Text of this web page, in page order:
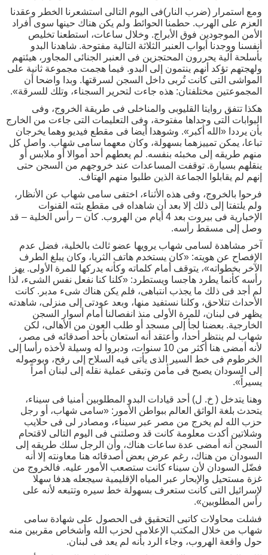
ومع استمرار (ضرب النار)فى اليوم التالى استشعرنا الخطر وعقدنا
العزم على الهرب. حطمنا الحوائط ولم يكن هناك حينها سوى أفراد
الأمن الموجودين فوق الأبراج. وخلال ساعات، استطعنا تخليص
أنفسنا ووجدنا أبواب العنبر الثلاثة التالية مفتوحة. شاهدنا البدو
بأسلحة آلية يحررون المحتجزين فى العنبر الجنائى المجاور، هيئتهم
ولهجتهم تؤكد أنهم ينتمون إلى البدو. فيما هجمت مجموعة ثانية على
المواشى التى كانت تُربى داخل السجن لسرقتها. وبدا واضحا أن
المجموعتين مختلفتان: هذه جاءت لتحرير السجناء، وتلك للسرقة».
هكذا تتفق روايتا القليوبى والمناخلى فى طريقة الخروج، وفى
البوابات التى وجداها مفتوحة، وفى التعليمات التى جاءت من الخارج
بأن يرددا «الله أكبر». وشوهدا أيضا فى مقطع فيديو وهما يخرجان
تباعا، يمكن تمييزهما بسهولة، وكان معهما سامى شهاب. واصل كل
منهم طريقه إلى مخبئه بنفسه. لم يعطهم أحد أموالا أو ملابس أو
ينقلهم بسيارة. توقفت المساعدات عند خروجهم من السجن حتى
إنهم لم يقابلوا الجماعة الذين طلبوا منهم الهتاف.
فرحوا بالخروج، وفى هذه الأثناء، اختفى سامى شهاب عن الأنظار،
ولم يلتفتا إلى ذلك إلا بعد أن شاهداه فى مقطع بثته القنوات
الإخبارية فى بيروت بعد 4 أيام من الهروب. كان – رأس الخلية – قد
وصل إلى مسقط رأسه.
آخر مشاهدة لسامى شهاب يرويها عضو ثالث بالخلية، فضل عدم
الإفصاح عن هويته: «كان يستخدم هاتف الثريا، وكان يبلغ الطرف
الآخر بخطواته»، يتوقف أمام كلماته وكأنه يدركها للمرة الأولى. يهز
رأسه كأنما يطرد هاجسا ويستطرد: «كلنا كنا نفعل نفس الشىء، لذا
لم أجد فى ذلك ما يجذب انتباهى، فلم يكن هناك شىء مدبر. كانت
الأحداث تتلاحق، وكلنا نستفيد منها، وبعد عودتى إلى منزلى، شاهدته
يظهر فى لبنان، للمرة الأولى منذ انفصالنا أمام أسوار السجن
الخارجية. بعضنا لجأ إلى مسجد أو طلب العون من الأهالى، لكن
شهاب لم ينتظر أحدا، وأعتقد أنه استعان بأحد أصدقائه فى مصر،
لأنه أمضى هنا أكثر من 10 سنوات، ودبروا له وسيلة لأخذه رأسا إلى
الخرطوم فى خط السير الذى يأتى فيه السلاح إلى رفح، وبوصوله
إلى السودان يصبح فى مأمن وتبقى عملية نقله إلى لبنان أمراً
يسيراً».
وهنا يتدخل ( خ. ل) أحد قيادات البدو المطلوبين أمنيا فى سيناء،
يتحدث بلغة الواثق العالم ببواطن الأمور: «سامى شهاب، أو رجل
حزب الله لم يخرج من مصر عبر سيناء، ومصادر لى فى حلايب
وشلاتين أكدت معلومة كانت قد وصلتنى فى اليوم التالى لاقتحام
السجن أنه أمضى عدة ساعات هناك، وأن الرجل سلك طريقه إلى
السودان من هناك، رغم عرض بعض أصدقائه هنا معاونته إلا أنه
فضّل السودان لأن سيناء كانت ستصعب الأمور عليه. فالخروج من
غزة مستحيل والإبحار عبر المياه الإقليمية سيجعله هدفا سهلا
لإسرائيل التى كانت ستعرف بسهولة خط سيره وتتبعه لأنه على
رأس المطلوبين».
فشلت محاولات كاتبى التحقيق فى الحصول على شهادة سامى
شهاب من خلال المكتب الإعلامى لحزب الله وأشخاص مقربين منه
حول واقعة الهروب، وجاء الرد بأنه لم يعد فى لبنان.